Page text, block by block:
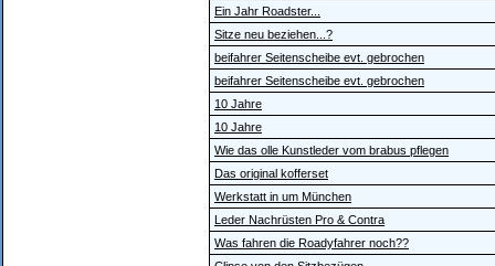
Ein Jahr Roadster...
Sitze neu beziehen...?
beifahrer Seitenscheibe evt. gebrochen
beifahrer Seitenscheibe evt. gebrochen
10 Jahre
10 Jahre
Wie das olle Kunstleder vom brabus pflegen
Das original kofferset
Werkstatt in um München
Leder Nachrüsten Pro & Contra
Was fahren die Roadyfahrer noch??